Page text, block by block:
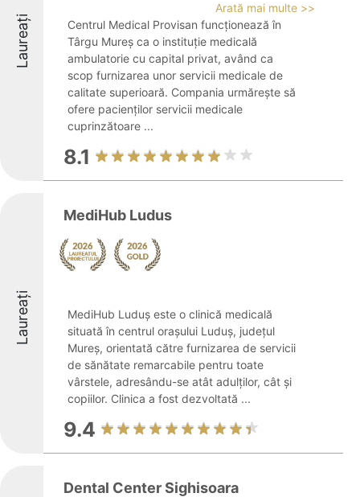
Laureați
Arată mai multe >>
Centrul Medical Provisan funcționează în
Târgu Mureș ca o instituție medicală
ambulatorie cu capital privat, având ca
scop furnizarea unor servicii medicale de
calitate superioară. Compania urmărește să
ofere pacienților servicii medicale
cuprinzătoare ...
8.1
Laureați
MediHub Ludus
MediHub Luduș este o clinică medicală
situată în centrul orașului Luduș, județul
Mureș, orientată către furnizarea de servicii
de sănătate remarcabile pentru toate
vârstele, adresându-se atât adulților, cât și
copiilor. Clinica a fost dezvoltată ...
9.4
Dental Center Sighisoara